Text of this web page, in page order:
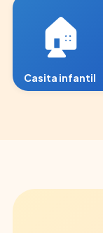
🏠
Casita infantil